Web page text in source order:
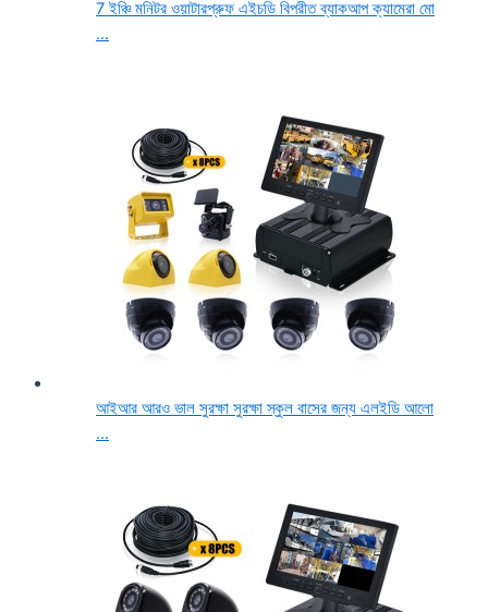
7 ইঞ্চি মনিটর ওয়াটারপ্রুফ এইচডি বিপরীত ব্যাকআপ ক্যামেরা মো
...
আইআর আরও ভাল সুরক্ষা সুরক্ষা স্কুল বাসের জন্য এলইডি আলো
...